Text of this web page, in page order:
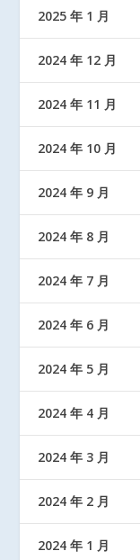
2025 年 1 月
2024 年 12 月
2024 年 11 月
2024 年 10 月
2024 年 9 月
2024 年 8 月
2024 年 7 月
2024 年 6 月
2024 年 5 月
2024 年 4 月
2024 年 3 月
2024 年 2 月
2024 年 1 月